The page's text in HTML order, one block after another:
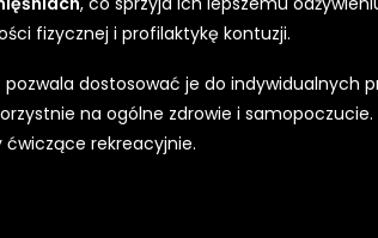
fizycznej i profilaktykę kontuzji.
dostosować je do indywidualnych
na ogólne zdrowie i
rekreacyjnie.